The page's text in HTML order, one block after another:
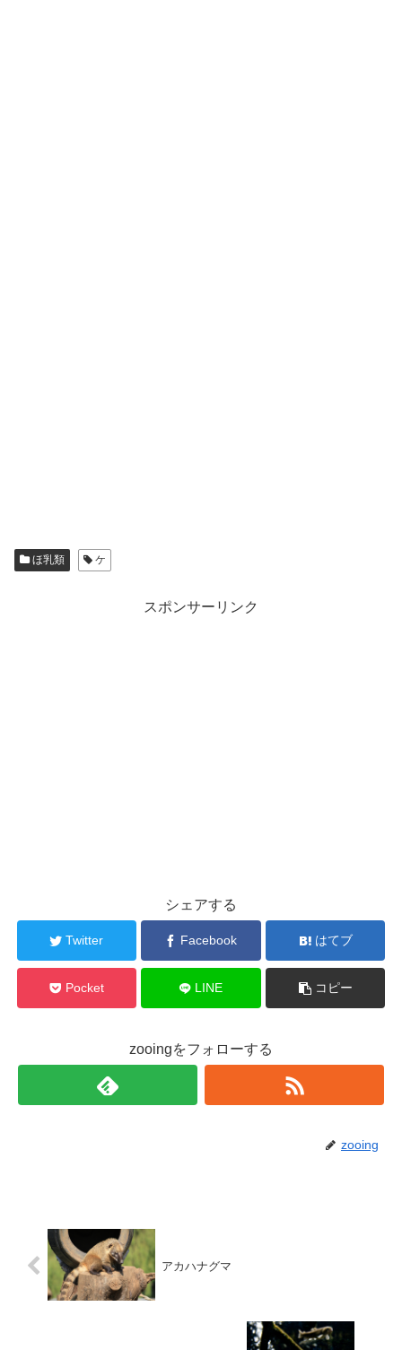
ほ乳類 ケ
スポンサーリンク
シェアする
Twitter Facebook はてブ
Pocket LINE コピー
zooingをフォローする
zooing
アカハナグマ